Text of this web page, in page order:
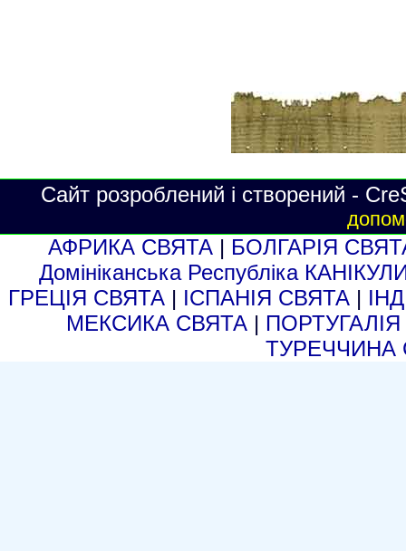
Сайт розроблений і створений -
АФРИКА СВЯТА | БОЛГАРІЯ
Домініканська Республіка
ГРЕЦІЯ СВЯТА | ІСПАНІЯ СВЯТА |
МЕКСИКА СВЯТА |
ТУРЕЧЧИНА